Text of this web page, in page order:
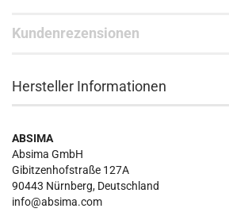
Kundenrezensionen
Hersteller Informationen
ABSIMA
Absima GmbH
Gibitzenhofstraße 127A
90443 Nürnberg, Deutschland
info@absima.com